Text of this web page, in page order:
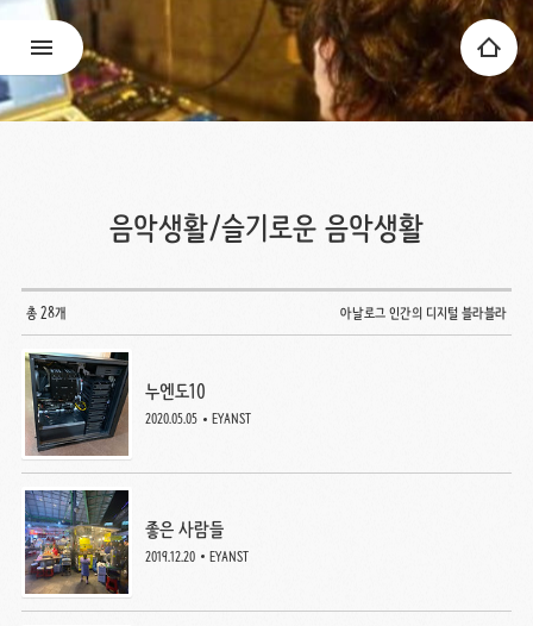
음악생활/슬기로운 음악생활
총 28개 아날로그 인간의 디지털 블라블라
누엔도10
2020.05.05 EYANST
좋은 사람들
2019.12.20 EYANST